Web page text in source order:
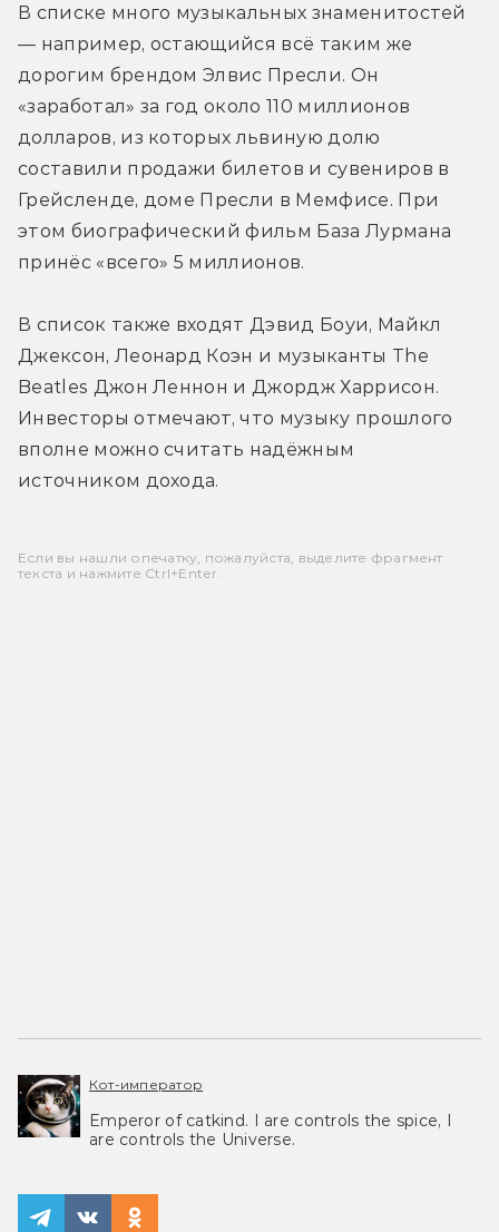
В списке много музыкальных знаменитостей
— например, остающийся всё таким же
дорогим брендом Элвис Пресли. Он
«заработал» за год около 110 миллионов
долларов, из которых львиную долю
составили продажи билетов и сувениров в
Грейсленде, доме Пресли в Мемфисе. При
этом биографический фильм База Лурмана
принёс «всего» 5 миллионов.
В список также входят Дэвид Боуи, Майкл
Джексон, Леонард Коэн и музыканты The
Beatles Джон Леннон и Джордж Харрисон.
Инвесторы отмечают, что музыку прошлого
вполне можно считать надёжным
источником дохода.
Если вы нашли опечатку, пожалуйста, выделите фрагмент
текста и нажмите Ctrl+Enter.
Кот-император
Emperor of catkind. I are controls the spice, I
are controls the Universe.